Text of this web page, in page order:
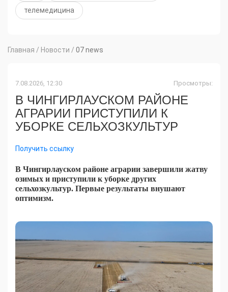
телемедицина
Главная / Новости / 07 news
7.08.2026, 12:30 Просмотры:
В ЧИНГИРЛАУСКОМ РАЙОНЕ
АГРАРИИ ПРИСТУПИЛИ К
УБОРКЕ СЕЛЬХОЗКУЛЬТУР
Получить ссылку
В Чингирлауском районе аграрии завершили жатву
озимых и приступили к уборке других
сельхозкультур. Первые результаты внушают
оптимизм.